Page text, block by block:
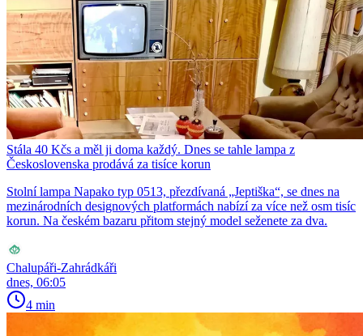
Stála 40 Kčs a měl ji doma každý. Dnes se tahle lampa z
Československa prodává za tisíce korun
Stolní lampa Napako typ 0513, přezdívaná „Jeptiška“, se dnes na
mezinárodních designových platformách nabízí za více než osm tisíc
korun. Na českém bazaru přitom stejný model seženete za dva.
Chalupáři-Zahrádkáři
dnes, 06:05
4 min